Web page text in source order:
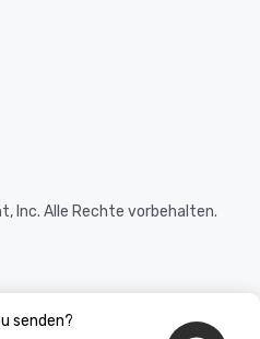
senden?
Inc. Alle Rechte vorbehalten.